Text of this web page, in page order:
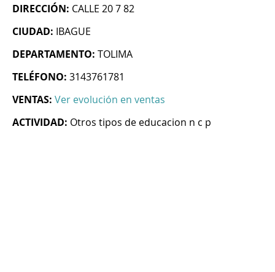
DIRECCIÓN: CALLE 20 7 82
CIUDAD: IBAGUE
DEPARTAMENTO: TOLIMA
TELÉFONO: 3143761781
VENTAS: Ver evolución en ventas
ACTIVIDAD: Otros tipos de educacion n c p